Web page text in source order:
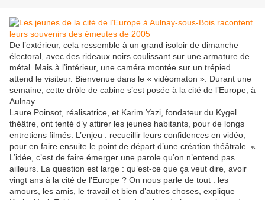
De l’extérieur, cela ressemble à un grand isoloir de dimanche
électoral, avec des rideaux noirs coulissant sur une armature de
métal. Mais à l’intérieur, une caméra montée sur un trépied
attend le visiteur. Bienvenue dans le « vidéomaton ». Durant une
semaine, cette drôle de cabine s’est posée à la cité de l’Europe, à
Aulnay.
Laure Poinsot, réalisatrice, et Karim Yazi, fondateur du Kygel
théâtre, ont tenté d’y attirer les jeunes habitants, pour de longs
entretiens filmés. L’enjeu : recueillir leurs confidences en vidéo,
pour en faire ensuite le point de départ d’une création théâtrale. «
L’idée, c’est de faire émerger une parole qu’on n’entend pas
ailleurs. La question est large : qu’est-ce que ça veut dire, avoir
vingt ans à la cité de l’Europe ? On nous parle de tout : les
amours, les amis, le travail et bien d’autres choses, explique